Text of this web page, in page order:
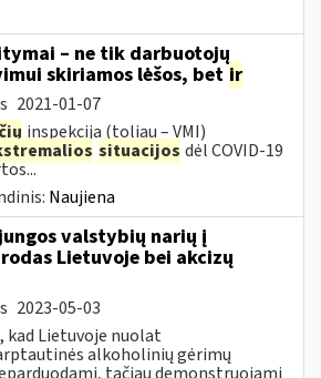
– ne tik darbuotojų
skiriamos lėšos, bet ir
2021-01-07
inspekcija (toliau – VMI)
situacijos dėl COVID-19
Naujiena
valstybių narių į
Lietuvoje bei akcizų
2023-05-03
kad Lietuvoje nuolat
alkoholinių gėrimų
tačiau demonstruojami